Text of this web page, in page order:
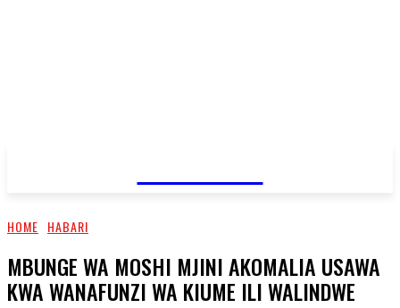
HOME HABARI
MBUNGE WA MOSHI MJINI AKOMALIA USAWA
KWA WANAFUNZI WA KIUME ILI WALINDWE